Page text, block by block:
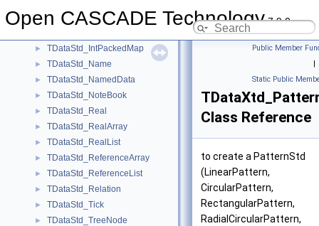
Open CASCADE Technology7.9.0
► TDataStd_IntegerArray
► TDataStd_IntPackedMap
► TDataStd_Name
► TDataStd_NamedData
► TDataStd_NoteBook
► TDataStd_Real
► TDataStd_RealArray
► TDataStd_RealList
► TDataStd_ReferenceArray
► TDataStd_ReferenceList
► TDataStd_Relation
► TDataStd_Tick
► TDataStd_TreeNode
Public Member
|
Static Public
Class Reference
to create a PatternStd
(LinearPattern,
CircularPattern,
RectangularPattern,
RadialCircularPattern,